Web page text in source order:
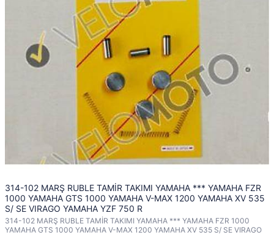
314-102 MARŞ RUBLE TAMİR TAKIMI YAMAHA *** YAMAHA FZR
1000 YAMAHA GTS 1000 YAMAHA V-MAX 1200 YAMAHA XV 535
S/ SE VIRAGO YAMAHA YZF 750 R
314-102 MARŞ RUBLE TAMİR TAKIMI YAMAHA *** YAMAHA FZR 1000
YAMAHA GTS 1000 YAMAHA V-MAX 1200 YAMAHA XV 535 S/ SE VIRAGO